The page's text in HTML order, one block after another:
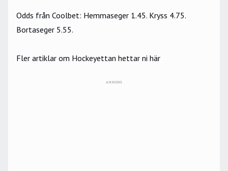
Odds från Coolbet: Hemmaseger 1.45. Kryss 4.75.
Bortaseger 5.55.
Fler artiklar om Hockeyettan hettar ni här